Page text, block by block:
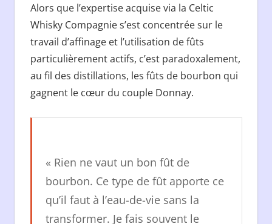
Alors que l’expertise acquise via la Celtic
Whisky Compagnie s’est concentrée sur le
travail d’affinage et l’utilisation de fûts
particulièrement actifs, c’est paradoxalement,
au fil des distillations, les fûts de bourbon qui
gagnent le cœur du couple Donnay.
« Rien ne vaut un bon fût de
bourbon. Ce type de fût apporte ce
qu’il faut à l’eau-de-vie sans la
transformer. Je fais souvent le